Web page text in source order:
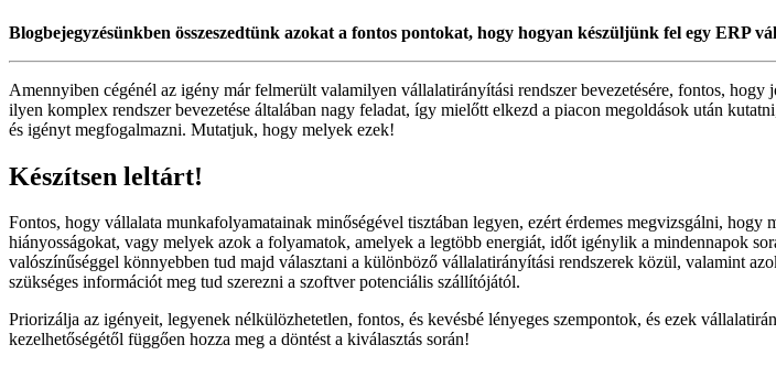
Blogbejegyzésünkben összeszedtünk azokat a fontos pontokat, hogy hogyan készüljünk fel egy ERP
Amennyiben cégénél az igény már felmerült valamilyen vállalatirányítási rendszer bevezetésére, fontos, hogy
ilyen komplex rendszer bevezetése általában nagy feladat, így mielőtt elkezd a piacon megoldások után
és igényt megfogalmazni. Mutatjuk, hogy melyek ezek!
Készítsen leltárt!
Fontos, hogy vállalata munkafolyamatainak minőségével tisztában legyen, ezért érdemes megvizsgálni, hogy
hiányosságokat, vagy melyek azok a folyamatok, amelyek a legtöbb energiát, időt igénylik a mindennapok
valószínűséggel könnyebben tud majd választani a különböző vállalatirányítási rendszerek közül, valamint
szükséges információt meg tud szerezni a szoftver potenciális szállítójától.
Priorizálja az igényeit, legyenek nélkülözhetetlen, fontos, és kevésbé lényeges szempontok, és ezek
kezelhetőségétől függően hozza meg a döntést a kiválasztás során!